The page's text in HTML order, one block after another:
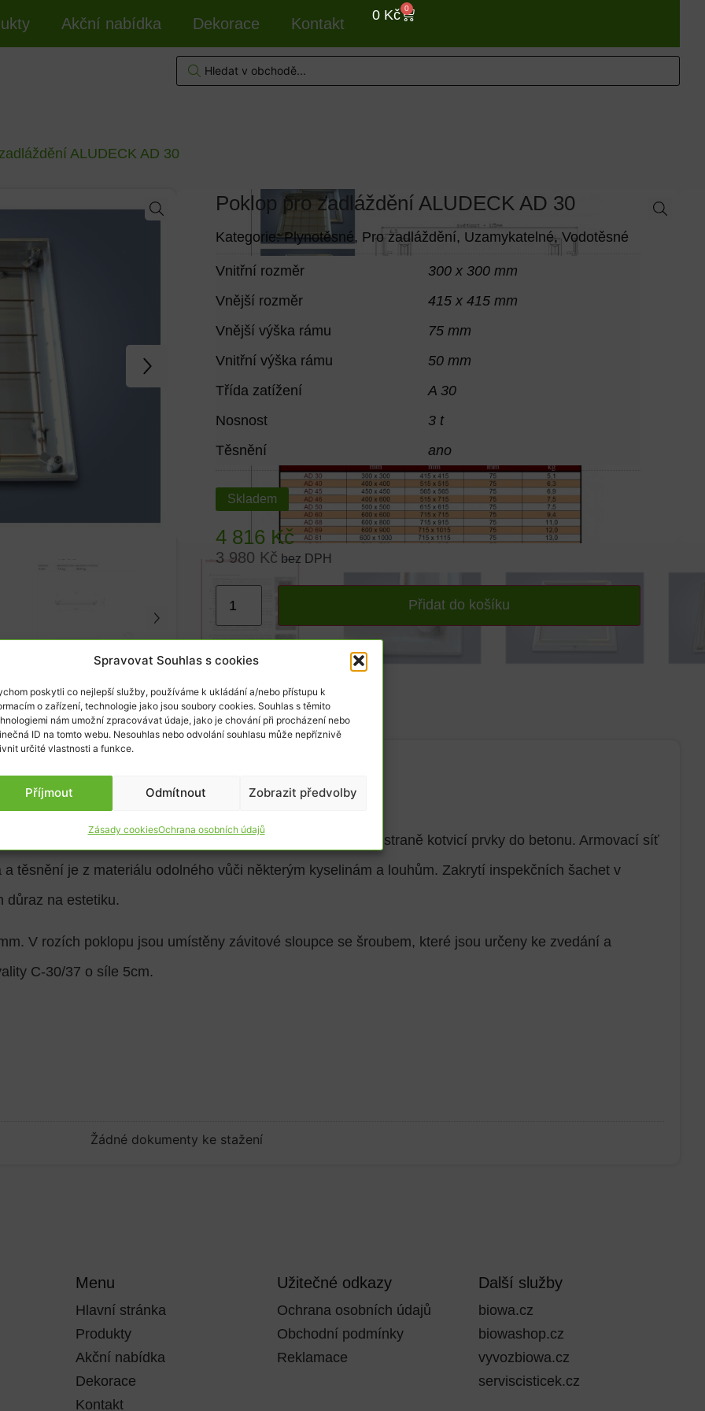
Spravovat Souhlas s cookies
poskytli co nejlepší služby, používáme k ukládání a/nebo přístupu k
o zařízení, technologie jako jsou soubory cookies. Souhlas s těmito
nám umožní zpracovávat údaje, jako je chování při procházení nebo
ID na tomto webu. Nesouhlas nebo odvolání souhlasu může nepříznivě
určité vlastnosti a funkce.
Příjmout Odmítnout Zobrazit předvolby
Zásady cookiesOchrana osobních údajů
Akční nabídka Dekorace Kontakt 0 Kč 0
ALUDECK AD 30
Poklop pro zadláždění ALUDECK AD 30
Kategorie:Plynotěsné, Pro zadláždění, Uzamykatelné, Vodotěsné
Vnitřní rozměr
300 x 300 mm
Vnější rozměr
415 x 415 mm
Vnější výška rámu
75 mm
Vnitřní výška rámu
50 mm
Třída zatížení
A 30
Nosnost
3 t
Těsnění
ano
Skladem
4 816 Kč
3 980 Kč bez DPH
Přidat do košíku
– VODOTĚSNÉ – PACHOTĚSNÉ
jsou po celé délce spoje svařované. Rám má na vnější straně kotvicí prvky do betonu. Armovací síť
těsnění je z materiálu odolného vůči některým kyselinám a louhům. Zakrytí inspekčních šachet v
důraz na estetiku.
V rozích poklopu jsou umístěny závitové sloupce se šroubem, které jsou určeny ke zvedání a
C-30/37 o síle 5cm.
Žádné dokumenty ke stažení
Menu
Hlavní stránka
Produkty
Akční nabídka
Dekorace
Kontakt
Užitečné odkazy
Ochrana osobních údajů
Obchodní podmínky
Reklamace
Další služby
biowa.cz
biowashop.cz
vyvozbiowa.cz
serviscisticek.cz